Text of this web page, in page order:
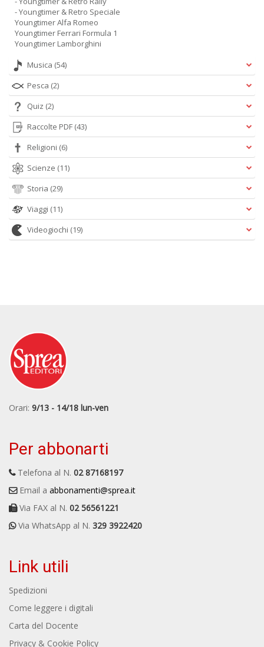
- Youngtimer & Retro Speciale
Youngtimer Alfa Romeo
Youngtimer Ferrari Formula 1
Youngtimer Lamborghini
Musica (54)
Pesca (2)
Quiz (2)
Raccolte PDF (43)
Religioni (6)
Scienze (11)
Storia (29)
Viaggi (11)
Videogiochi (19)
Orari: 9/13 - 14/18 lun-ven
Per abbonarti
Telefona al N. 02 87168197
Email a abbonamenti@sprea.it
Via FAX al N. 02 56561221
Via WhatsApp al N. 329 3922420
Link utili
Spedizioni
Come leggere i digitali
Carta del Docente
Privacy & Cookie Policy